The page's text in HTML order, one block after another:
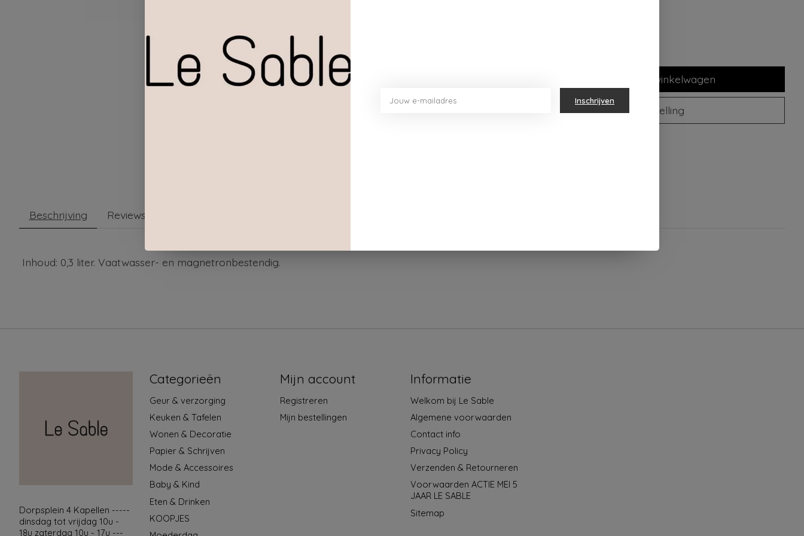
Toevoegen aan winkelwagen
Plaats bestelling
Beschrijving Reviews (0)
Inhoud: 0,3 liter. Vaatwasser- en magnetronbestendig.
Dorpsplein 4 Kapellen -----
dinsdag tot vrijdag 10u -
18u zaterdag 10u - 17u ---
Categorieën
Geur & verzorging
Keuken & Tafelen
Wonen & Decoratie
Papier & Schrijven
Mode & Accessoires
Baby & Kind
Eten & Drinken
KOOPJES
Mijn account
Registreren
Mijn bestellingen
Informatie
Welkom bij Le Sable
Algemene voorwaarden
Contact info
Privacy Policy
Verzenden & Retourneren
Voorwaarden ACTIE MEI 5
JAAR LE SABLE
Sitemap
Inschrijven